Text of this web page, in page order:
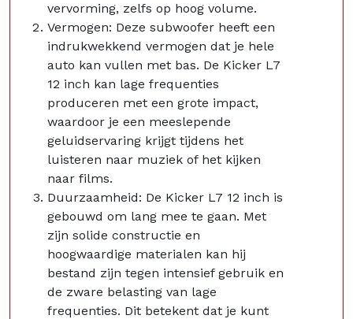
vervorming, zelfs op hoog volume.
Vermogen: Deze subwoofer heeft een
indrukwekkend vermogen dat je hele
auto kan vullen met bas. De Kicker L7
12 inch kan lage frequenties
produceren met een grote impact,
waardoor je een meeslepende
geluidservaring krijgt tijdens het
luisteren naar muziek of het kijken
naar films.
Duurzaamheid: De Kicker L7 12 inch is
gebouwd om lang mee te gaan. Met
zijn solide constructie en
hoogwaardige materialen kan hij
bestand zijn tegen intensief gebruik en
de zware belasting van lage
frequenties. Dit betekent dat je kunt